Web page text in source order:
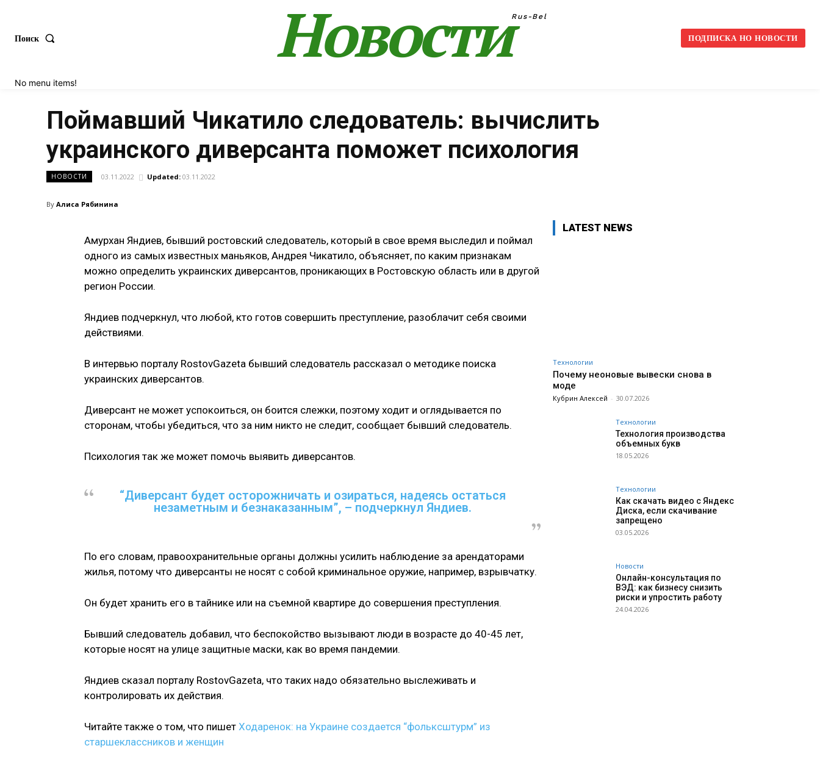
Поиск НовостиRus-Bel
ПОДПИСКА НО НОВОСТИ
No menu items!
Поймавший Чикатило следователь: вычислить
украинского диверсанта поможет психология
НОВОСТИ 03.11.2022 Updated: 03.11.2022
By Алиса Рябинина
Амурхан Яндиев, бывший ростовский следователь, который в свое время выследил и поймал
одного из самых известных маньяков, Андрея Чикатило, объясняет, по каким признакам
можно определить украинских диверсантов, проникающих в Ростовскую область или в другой
регион России.
Яндиев подчеркнул, что любой, кто готов совершить преступление, разоблачит себя своими
действиями.
В интервью порталу RostovGazeta бывший следователь рассказал о методике поиска
украинских диверсантов.
Диверсант не может успокоиться, он боится слежки, поэтому ходит и оглядывается по
сторонам, чтобы убедиться, что за ним никто не следит, сообщает бывший следователь.
Психология так же может помочь выявить диверсантов.
“Диверсант будет осторожничать и озираться, надеясь остаться
незаметным и безнаказанным”, – подчеркнул Яндиев.
По его словам, правоохранительные органы должны усилить наблюдение за арендаторами
жилья, потому что диверсанты не носят с собой криминальное оружие, например, взрывчатку.
Он будет хранить его в тайнике или на съемной квартире до совершения преступления.
Бывший следователь добавил, что беспокойство вызывают люди в возрасте до 40-45 лет,
которые носят на улице защитные маски, как во время пандемии.
Яндиев сказал порталу RostovGazeta, что таких надо обязательно выслеживать и
контролировать их действия.
Читайте также о том, что пишет Ходаренок: на Украине создается “фольксштурм” из
старшеклассников и женщин
LATEST NEWS
Технологии
Почему неоновые вывески снова в
моде
Кубрин Алексей - 30.07.2026
Технологии
Технология производства
объемных букв
18.05.2026
Технологии
Как скачать видео с Яндекс
Диска, если скачивание
запрещено
03.05.2026
Новости
Онлайн-консультация по
ВЭД: как бизнесу снизить
риски и упростить работу
24.04.2026